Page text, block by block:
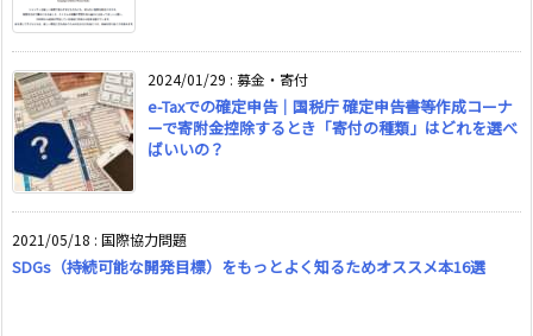
2024/01/29 : 募金・寄付
e-Taxでの確定申告｜国税庁 確定申告書等作成コーナ
ーで寄附金控除するとき「寄付の種類」はどれを選べ
ばいいの？
2021/05/18 : 国際協力問題
SDGs（持続可能な開発目標）をもっとよく知るためオススメ本16選